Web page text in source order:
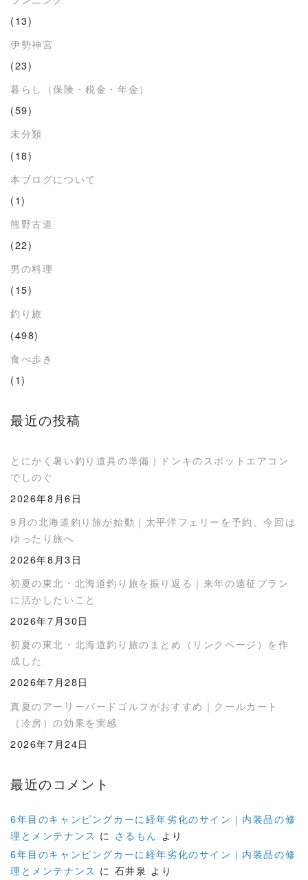
(13)
伊勢神宮
(23)
暮らし（保険・税金・年金）
(59)
未分類
(18)
本ブログについて
(1)
熊野古道
(22)
男の料理
(15)
釣り旅
(498)
食べ歩き
(1)
最近の投稿
とにかく暑い釣り道具の準備｜ドンキのスポットエアコン
でしのぐ
2026年8月6日
9月の北海道釣り旅が始動｜太平洋フェリーを予約、今回は
ゆったり旅へ
2026年8月3日
初夏の東北・北海道釣り旅を振り返る｜来年の遠征プラン
に活かしたいこと
2026年7月30日
初夏の東北・北海道釣り旅のまとめ（リンクページ）を作
成した
2026年7月28日
真夏のアーリーバードゴルフがおすすめ｜クールカート
（冷房）の効果を実感
2026年7月24日
最近のコメント
6年目のキャンピングカーに経年劣化のサイン｜内装品の修
理とメンテナンス に さるもん より
6年目のキャンピングカーに経年劣化のサイン｜内装品の修
理とメンテナンス に 石井泉 より